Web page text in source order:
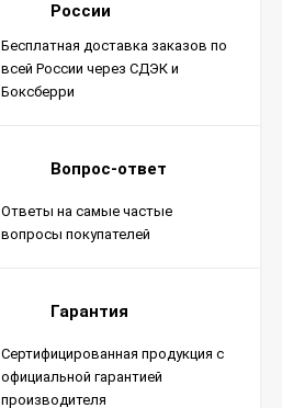
России
Бесплатная доставка заказов по
всей России через СДЭК и
Боксберри
Вопрос-ответ
Ответы на самые частые
вопросы покупателей
Гарантия
Сертифицированная продукция с
официальной гарантией
производителя